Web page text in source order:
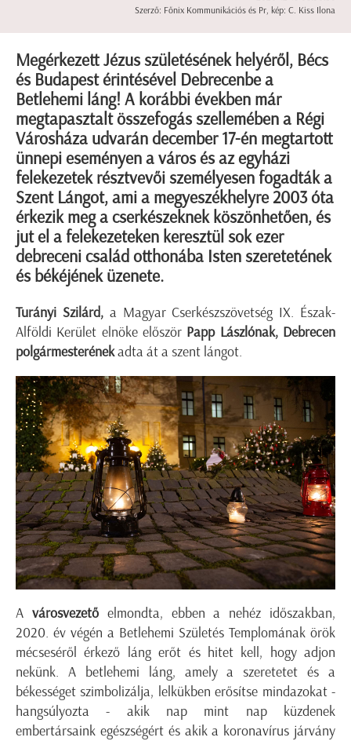
Szerző: Főnix Kommunikációs és Pr, kép: C. Kiss Ilona
Megérkezett Jézus születésének helyéről, Bécs
és Budapest érintésével Debrecenbe a
Betlehemi láng! A korábbi években már
megtapasztalt összefogás szellemében a Régi
Városháza udvarán december 17-én megtartott
ünnepi eseményen a város és az egyházi
felekezetek résztvevői személyesen fogadták a
Szent Lángot, ami a megyeszékhelyre 2003 óta
érkezik meg a cserkészeknek köszönhetően, és
jut el a felekezeteken keresztül sok ezer
debreceni család otthonába Isten szeretetének
és békéjének üzenete.
Turányi Szilárd, a Magyar Cserkészszövetség IX. Észak-
Alföldi Kerület elnöke először Papp Lászlónak, Debrecen
polgármesterénekadta át a szent lángot.
A városvezető elmondta, ebben a nehéz időszakban,
2020. év végén a Betlehemi Születés Templomának örök
mécseséről érkező láng erőt és hitet kell, hogy adjon
nekünk. A betlehemi láng, amely a szeretetet és a
békességet szimbolizálja, lelkükben erősítse mindazokat -
hangsúlyozta - akik nap mint nap küzdenek
embertársaink egészségért és akik a koronavírus járvány